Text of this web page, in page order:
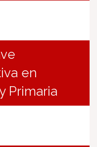
en
Primaria